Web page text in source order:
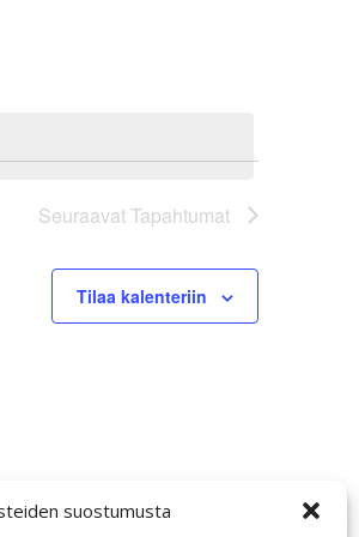
suostumusta
SeuraavatTapahtumat
Tilaa kalenteriin